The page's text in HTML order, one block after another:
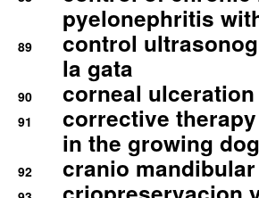
pyelonephritis
89
control
la gata
90 corneal ulceration
91
corrective
in the growing dog
92 cranio